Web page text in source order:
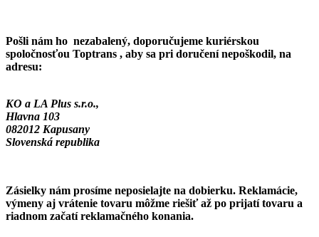
Pošli nám ho nezabalený, doporučujeme kuriérskou
spoločnosťou Toptrans , aby sa pri doručení nepoškodil, na
adresu:
KO a LA Plus s.r.o.,
Hlavna 103
082012 Kapusany
Slovenská republika
Zásielky nám prosíme neposielajte na dobierku. Reklamácie,
výmeny aj vrátenie tovaru môžme riešiť až po prijatí tovaru a
riadnom začatí reklamačného konania.